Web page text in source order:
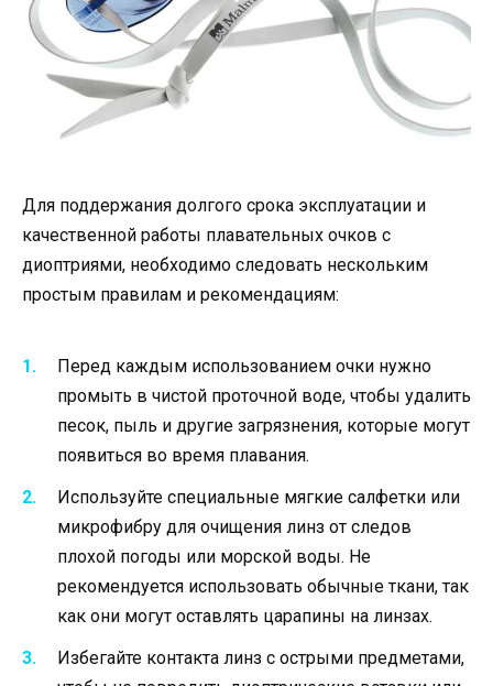
Для поддержания долгого срока эксплуатации и
качественной работы плавательных очков с
диоптриями, необходимо следовать нескольким
простым правилам и рекомендациям:
Перед каждым использованием очки нужно
промыть в чистой проточной воде, чтобы удалить
песок, пыль и другие загрязнения, которые могут
появиться во время плавания.
Используйте специальные мягкие салфетки или
микрофибру для очищения линз от следов
плохой погоды или морской воды. Не
рекомендуется использовать обычные ткани, так
как они могут оставлять царапины на линзах.
Избегайте контакта линз с острыми предметами,